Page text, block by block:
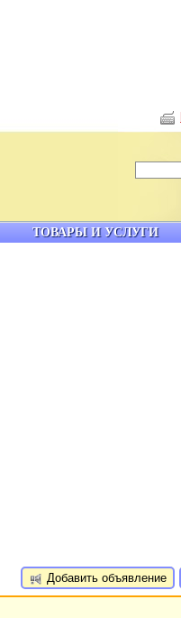
Добавить объявление
ТОВАРЫ И УСЛУГИ